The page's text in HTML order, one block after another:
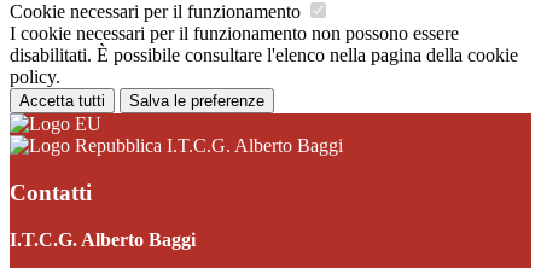
Cookie necessari per il funzionamento
I cookie necessari per il funzionamento non possono essere
disabilitati. È possibile consultare l'elenco nella pagina della cookie
policy.
Accetta tutti Salva le preferenze
I.T.C.G. Alberto Baggi
Contatti
I.T.C.G. Alberto Baggi